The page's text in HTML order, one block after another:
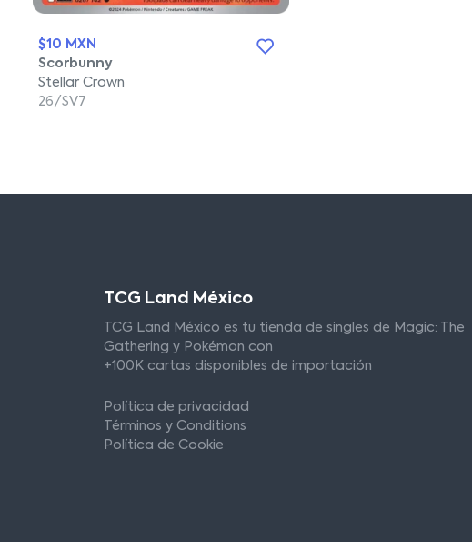
$10 MXN
Scorbunny
Stellar Crown
26/SV7
TCG Land México
TCG Land México es tu tienda de singles de Magic: The
Gathering y Pokémon con
+100K cartas disponibles de importación
Política de privacidad
Términos y Conditions
Política de Cookie